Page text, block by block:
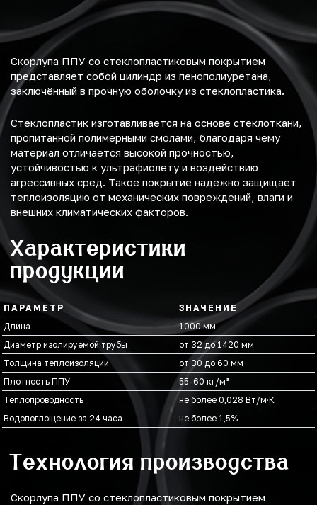
Скорлупа ППУ со стеклопластиковым покрытием
представляет собой цилиндр из пенополиуретана,
заключённый в прочную оболочку из стеклопластика.
Стеклопластик изготавливается на основе стеклоткани,
пропитанной полимерными смолами, благодаря чему
материал отличается высокой прочностью,
устойчивостью к ультрафиолету и воздействию
агрессивных сред. Такое покрытие надежно защищает
теплоизоляцию от механических повреждений, влаги и
внешних климатических факторов.
Характеристики
продукции
ПАРАМЕТР
ЗНАЧЕНИЕ
Длина
1000 мм
Диаметр изолируемой трубы
от 32 до 1420 мм
Толщина теплоизоляции
от 30 до 60 мм
Плотность ППУ
55-60 кг/м³
Теплопроводность
не более 0,028 Вт/м·К
Водопоглощение за 24 часа
не более 1,5%
Технология производства
Скорлупа ППУ со стеклопластиковым покрытием